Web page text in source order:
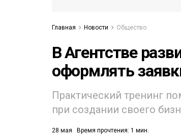
Главная Новости Общество
В Агентстве
оформлять
Практический тренинг
при создании своего
28 мая Время прочтения: 1 мин.